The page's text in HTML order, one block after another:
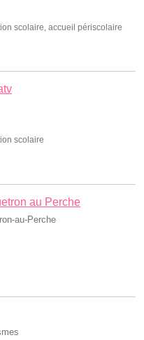
scolaire, accueil périscolaire
scolaire
au Perche
au-Perche